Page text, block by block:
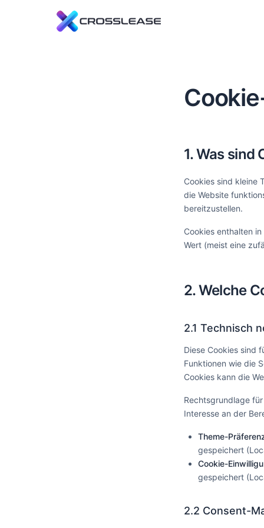
1. Was sind
Cookies sind kleine
die Website
bereitzustellen.
Cookies enthalten
Wert (meist eine
2. Welche
2.1 Technisch
Diese Cookies sind
Funktionen wie die
Cookies kann die
Rechtsgrundlage
Interesse an der
Theme-
gespeichert
Cookie-
gespeichert
2.2 Consent-